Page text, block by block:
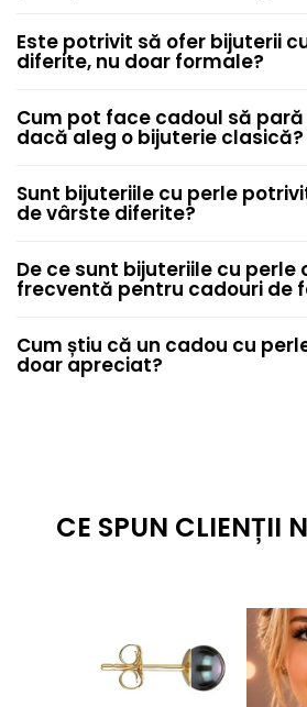
Este potrivit să ofer bijuterii
diferite, nu doar formale?
Cum pot face cadoul să
dacă aleg o bijuterie clasică?
Sunt bijuteriile cu perle
de vârste diferite?
De ce sunt bijuteriile cu perle
frecventă pentru cadouri de
Cum știu că un cadou cu
doar apreciat?
CE SPUN CLIENȚII